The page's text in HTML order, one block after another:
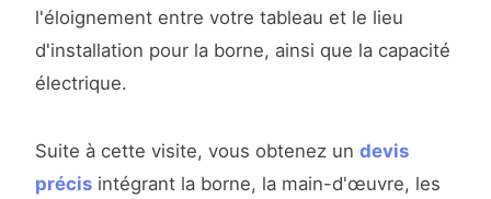
l'éloignement entre votre tableau et le lieu
d'installation pour la borne, ainsi que la capacité
électrique.
Suite à cette visite, vous obtenez un devis
précis intégrant la borne, la main-d'œuvre, les